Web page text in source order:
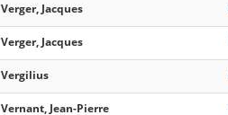
Verger, Jacques
Verger, Jacques
Vergilius
Vernant, Jean-Pierre